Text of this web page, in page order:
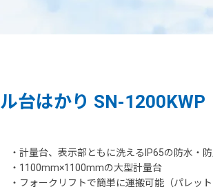
台はかり SN-1200KWP
・計量台、表示部ともに洗えるIP65の防水・
・1100mm×1100mmの大型計量台
・フォークリフトで簡単に運搬可能（パレット